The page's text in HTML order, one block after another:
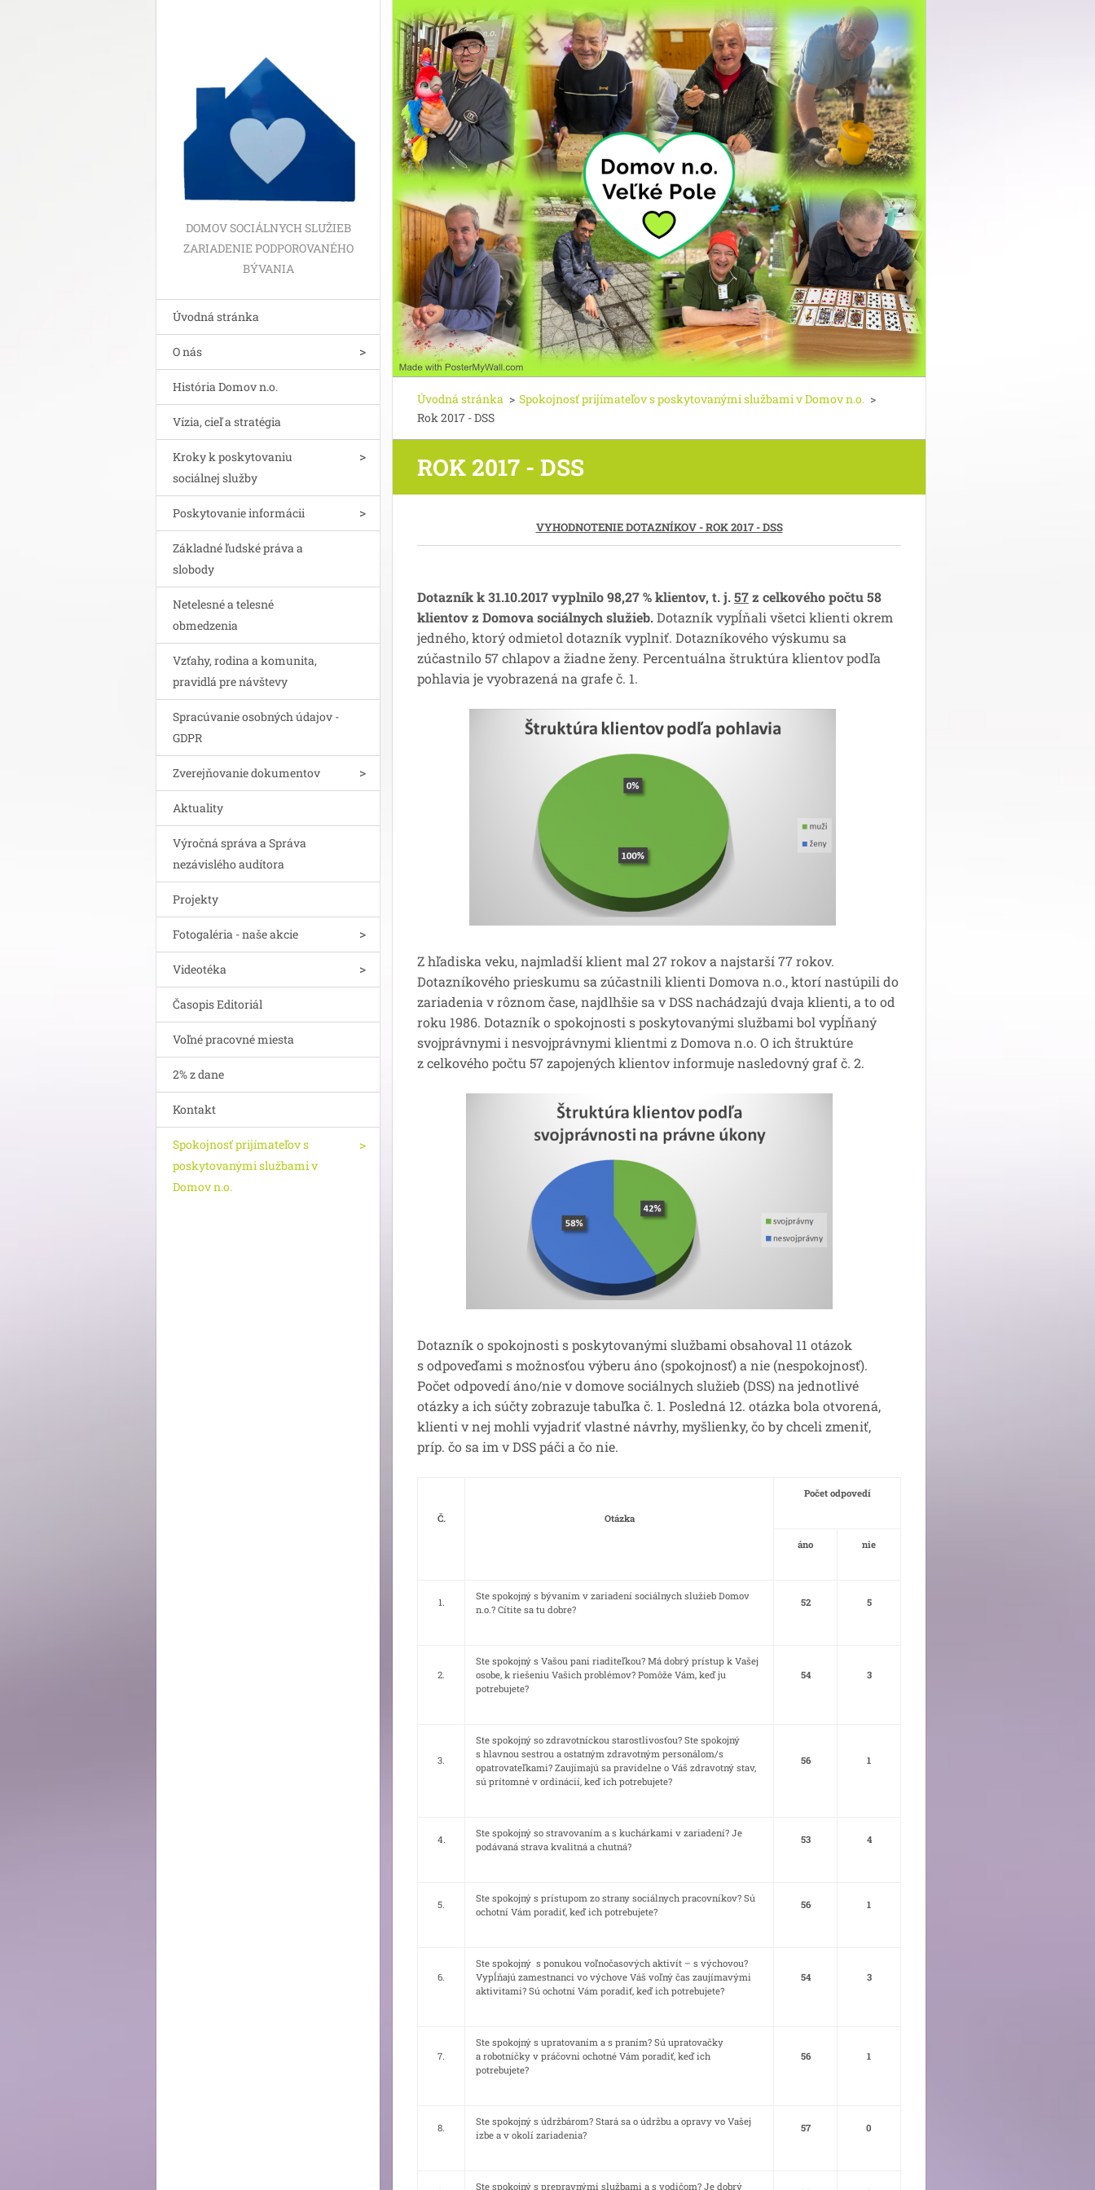
DOMOV SOCIÁLNYCH SLUŽIEB
ZARIADENIE PODPOROVANÉHO
BÝVANIA
Úvodná stránka
O nás
História Domov n.o.
Vízia, cieľ a stratégia
Kroky k poskytovaniu
sociálnej služby
Poskytovanie informácii
Základné ľudské práva a
slobody
Netelesné a telesné
obmedzenia
Vzťahy, rodina a komunita,
pravidlá pre návštevy
Spracúvanie osobných údajov -
GDPR
Zverejňovanie dokumentov
Aktuality
Výročná správa a Správa
nezávislého audítora
Projekty
Fotogaléria - naše akcie
Videotéka
Časopis Editoriál
Voľné pracovné miesta
2% z dane
Kontakt
Spokojnosť prijímateľov s
poskytovanými službami v
Domov n.o.
Úvodná stránka > Spokojnosť prijímateľov s poskytovanými službami v Domov n.o. >
Rok 2017 - DSS
ROK 2017 - DSS
VYHODNOTENIE DOTAZNÍKOV - ROK 2017 - DSS
Dotazník k 31.10.2017 vyplnilo 98,27 % klientov, t. j.57z celkového počtu 58
klientov z Domova sociálnych služieb.Dotazník vypĺňali všetci klienti okrem
jedného, ktorý odmietol dotazník vyplniť. Dotazníkového výskumu sa
zúčastnilo 57 chlapov a žiadne ženy. Percentuálna štruktúra klientov podľa
pohlavia je vyobrazená na grafe č. 1.
Z hľadiska veku, najmladší klient mal 27 rokov a najstarší 77 rokov.
Dotazníkového prieskumu sa zúčastnili klienti Domova n.o., ktorí nastúpili do
zariadenia v rôznom čase, najdlhšie sa v DSS nachádzajú dvaja klienti, a to od
roku 1986. Dotazník o spokojnosti s poskytovanými službami bol vypĺňaný
svojprávnymi i nesvojprávnymi klientmi z Domova n.o. O ich štruktúre
z celkového počtu 57 zapojených klientov informuje nasledovný graf č. 2.
Dotazník o spokojnosti s poskytovanými službami obsahoval 11 otázok
s odpoveďami s možnosťou výberu áno (spokojnosť) a nie (nespokojnosť).
Počet odpovedí áno/nie v domove sociálnych služieb (DSS) na jednotlivé
otázky a ich súčty zobrazuje tabuľka č. 1. Posledná 12. otázka bola otvorená,
klienti v nej mohli vyjadriť vlastné návrhy, myšlienky, čo by chceli zmeniť,
príp. čo sa im v DSS páči a čo nie.
Č. Otázka
Počet odpovedí
áno nie
1.
Ste spokojný s bývaním v zariadení sociálnych služieb Domov
n.o.? Cítite sa tu dobre?
52 5
2.
Ste spokojný s Vašou pani riaditeľkou? Má dobrý prístup k Vašej
osobe, k riešeniu Vašich problémov? Pomôže Vám, keď ju
potrebujete?
54 3
3.
Ste spokojný so zdravotníckou starostlivosťou? Ste spokojný
s hlavnou sestrou a ostatným zdravotným personálom/s
opatrovateľkami? Zaujímajú sa pravidelne o Váš zdravotný stav,
sú prítomné v ordinácií, keď ich potrebujete?
56 1
4.
Ste spokojný so stravovaním a s kuchárkami v zariadení? Je
podávaná strava kvalitná a chutná?
53 4
5.
Ste spokojný s prístupom zo strany sociálnych pracovníkov? Sú
ochotní Vám poradiť, keď ich potrebujete?
56 1
6.
Ste spokojný s ponukou voľnočasových aktivít – s výchovou?
Vypĺňajú zamestnanci vo výchove Váš voľný čas zaujímavými
aktivitami? Sú ochotní Vám poradiť, keď ich potrebujete?
54 3
7.
Ste spokojný s upratovaním a s praním? Sú upratovačky
a robotníčky v práčovni ochotné Vám poradiť, keď ich
potrebujete?
56 1
8.
Ste spokojný s údržbárom? Stará sa o údržbu a opravy vo Vašej
izbe a v okolí zariadenia?
57 0
Ste spokojný s prepravnými službami a s vodičom? Je dobrý